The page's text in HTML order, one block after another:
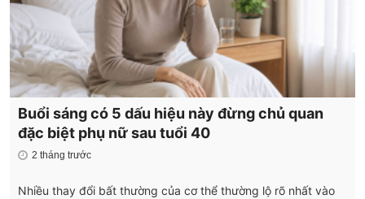
Buổi sáng có 5 dấu hiệu này đừng chủ quan
đặc biệt phụ nữ sau tuổi 40
2 tháng trước
Nhiều thay đổi bất thường của cơ thể thường lộ rõ nhất vào